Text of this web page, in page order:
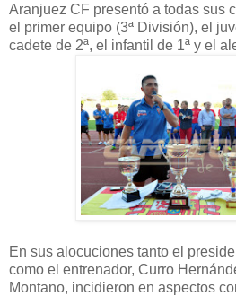
Aranjuez CF presentó a todas sus
el primer equipo (3ª División), el
cadete de 2ª, el infantil de 1ª y el
En sus alocuciones tanto el
como el entrenador, Curro
Montano, incidieron en aspectos